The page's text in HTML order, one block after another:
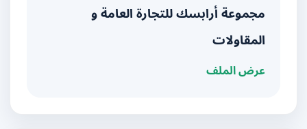
مجموعة أرابسك للتجارة العامة و
المقاولات
عرض الملف